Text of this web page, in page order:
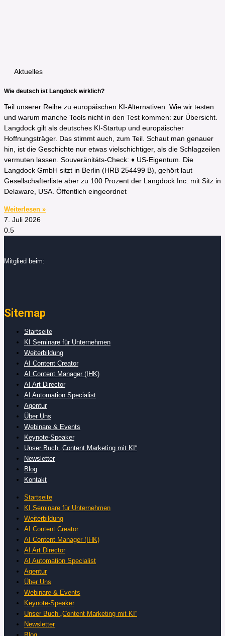
Aktuelles
Wie deutsch ist Langdock wirklich?
Teil unserer Reihe zu europäischen KI-Alternativen. Wie wir testen
und warum manche Tools nicht in den Test kommen: zur Übersicht.
Langdock gilt als deutsches KI-Startup und europäischer
Hoffnungsträger. Das stimmt auch, zum Teil. Schaut man genauer
hin, ist die Geschichte nur etwas vielschichtiger, als die Schlagzeilen
vermuten lassen. Souveränitäts-Check: ♦ US-Eigentum. Die
Langdock GmbH sitzt in Berlin (HRB 254499 B), gehört laut
Gesellschafterliste aber zu 100 Prozent der Langdock Inc. mit Sitz in
Delaware, USA. Öffentlich eingeordnet
Weiterlesen »
7. Juli 2026
Mitglied beim:
Sitemap
Startseite
KI Seminare für Unternehmen
Weiterbildung
AI Content Creator
AI Content Manager (IHK)
AI Art Director
AI Automation Specialist
Agentur
Über Uns
Webinare & Events
Keynote-Speaker
Unser Buch „Content Marketing mit KI“
Newsletter
Blog
Kontakt
Startseite
KI Seminare für Unternehmen
Weiterbildung
AI Content Creator
AI Content Manager (IHK)
AI Art Director
AI Automation Specialist
Agentur
Über Uns
Webinare & Events
Keynote-Speaker
Unser Buch „Content Marketing mit KI“
Newsletter